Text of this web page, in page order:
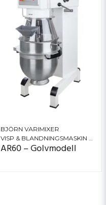
BJÖRN VARIMIXER
VISP & BLANDNINGSMASKIN (PLANETMIXER)
AR60 – Golvmodell